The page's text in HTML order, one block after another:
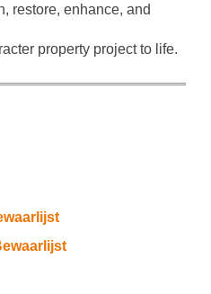
restore, enhance, and
property project to life.